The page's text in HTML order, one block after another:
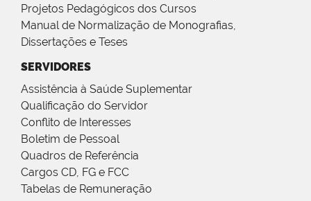
Projetos Pedagógicos dos Cursos
Manual de Normalização de Monografias,
Dissertações e Teses
SERVIDORES
Assistência à Saúde Suplementar
Qualificação do Servidor
Conflito de Interesses
Boletim de Pessoal
Quadros de Referência
Cargos CD, FG e FCC
Tabelas de Remuneração